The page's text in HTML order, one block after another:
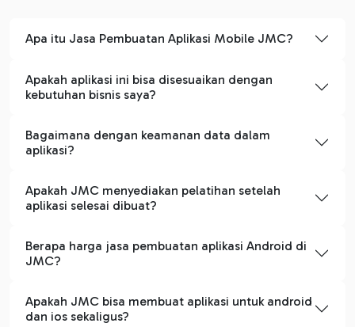
Apa itu Jasa Pembuatan Aplikasi Mobile JMC?
Apakah aplikasi ini bisa disesuaikan dengan
kebutuhan bisnis saya?
Bagaimana dengan keamanan data dalam
aplikasi?
Apakah JMC menyediakan pelatihan setelah
aplikasi selesai dibuat?
Berapa harga jasa pembuatan aplikasi Android di
JMC?
Apakah JMC bisa membuat aplikasi untuk android
dan ios sekaligus?